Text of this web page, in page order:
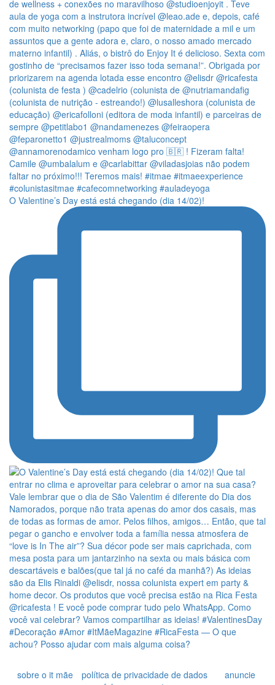
O Valentine’s Day está está chegando (dia 14/02)!
sobre o it mãe política de privacidade de dados
anuncie